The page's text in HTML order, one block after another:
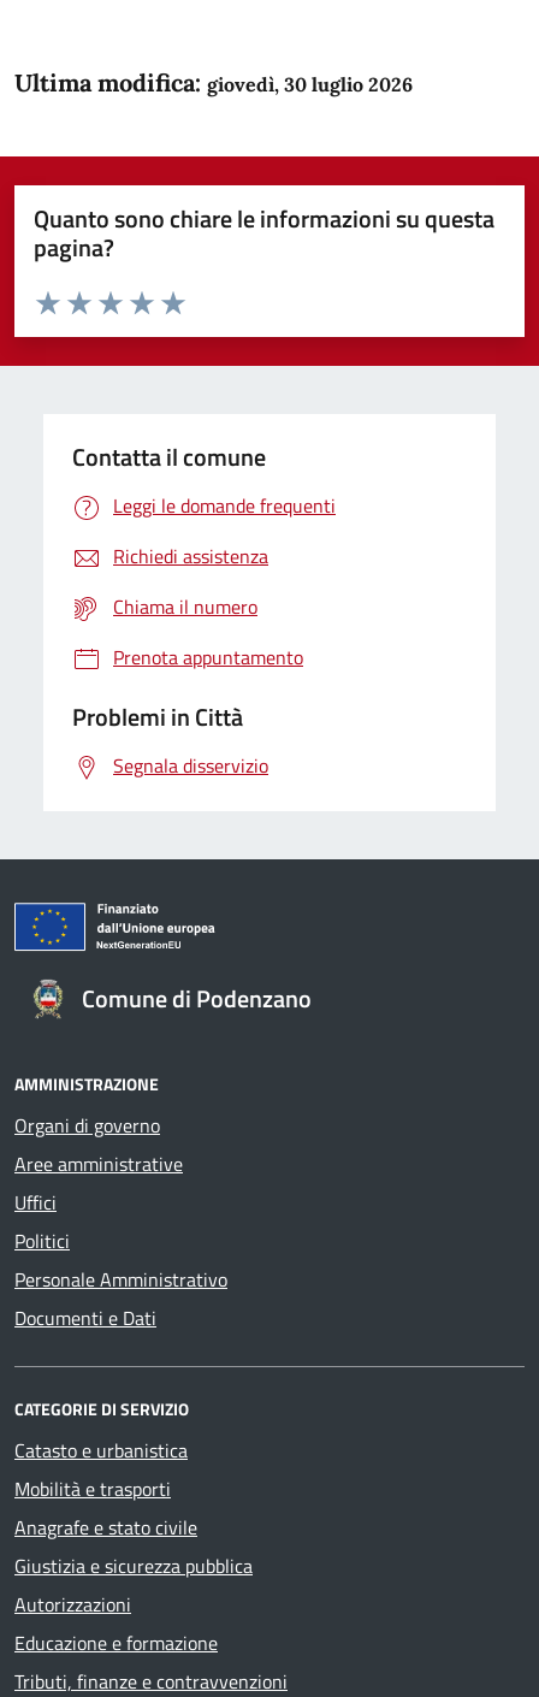
Ultima modifica: giovedì, 30 luglio 2026
Quanto sono chiare le informazioni su questa
pagina?
Domanda
Valuta da 1 a 5 stelle la pagina
Valuta 5 stelle su 5
Valuta 4 stelle su 5
Valuta 3 stelle su 5
Valuta 2 stelle su 5
Valuta 1 stelle su 5
Contatta il comune
Leggi le domande frequenti
Richiedi assistenza
Chiama il numero
Prenota appuntamento
Problemi in Città
Segnala disservizio
Comune di Podenzano
AMMINISTRAZIONE
Organi di governo
Aree amministrative
Uffici
Politici
Personale Amministrativo
Documenti e Dati
CATEGORIE DI SERVIZIO
Catasto e urbanistica
Mobilità e trasporti
Anagrafe e stato civile
Giustizia e sicurezza pubblica
Autorizzazioni
Educazione e formazione
Tributi, finanze e contravvenzioni